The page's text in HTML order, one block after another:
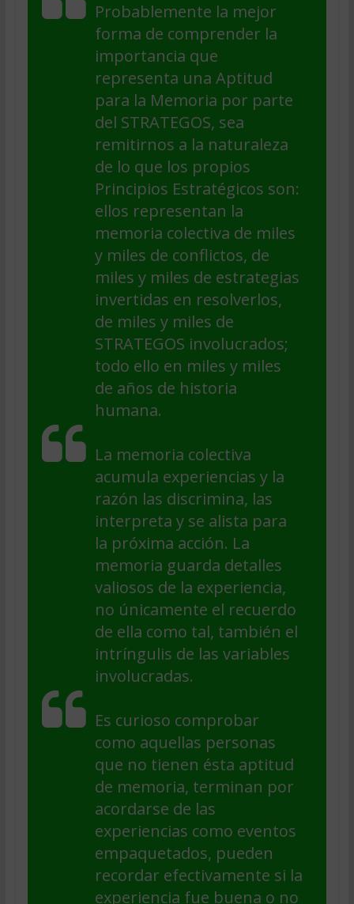
Probablemente la mejor
forma de comprender la
importancia que
representa una Aptitud
para la Memoria por parte
del STRATEGOS, sea
remitirnos a la naturaleza
de lo que los propios
Principios Estratégicos son:
ellos representan la
memoria colectiva de miles
y miles de conflictos, de
miles y miles de estrategias
invertidas en resolverlos,
de miles y miles de
STRATEGOS involucrados;
todo ello en miles y miles
de años de historia
humana.
La memoria colectiva
acumula experiencias y la
razón las discrimina, las
interpreta y se alista para
la próxima acción. La
memoria guarda detalles
valiosos de la experiencia,
no únicamente el recuerdo
de ella como tal, también el
intríngulis de las variables
involucradas.
Es curioso comprobar
como aquellas personas
que no tienen ésta aptitud
de memoria, terminan por
acordarse de las
experiencias como eventos
empaquetados, pueden
recordar efectivamente si la
experiencia fue buena o no